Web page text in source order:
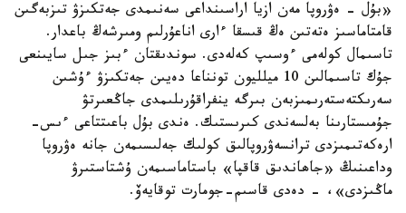
«بۇل - ەۋروپا مەن ازيا اراسىنداعى سەنىمدى جەتكىزۋ تىزبەگىن
قامتاماسىز ەتەتىن ەڭ قىسقا ءارى اناعۇرلىم ومىرشەڭ باعدار.
تاسىمال كولەمى ءوسىپ كەلەدى. سوندىقتان ءبىز جىل سايىنعى
جۇك تاسىمالىن 10 ميلليون تونناعا دەيىن جەتكىزۋ ءۇشىن
سەرىكتەستەرىمىزبەن بىرگە ينفراقۇرىلىمدى جاڭعىرتۋ
جۇمىستارىنا بەلسەندى كىرىستىك. ەندى بۇل باعىتتاعى ءىس-
ارەكەتىمىزدى ترانسەۋروپالىق كولىك جەلىسىمەن جانە ەۋروپا
وداعىنىڭ «جاھاندىق قاقپا» باستاماسىمەن ۇشتاستىرۋ
ماڭىزدى»، - دەدى قاسىم-جومارت توقايەۆ.